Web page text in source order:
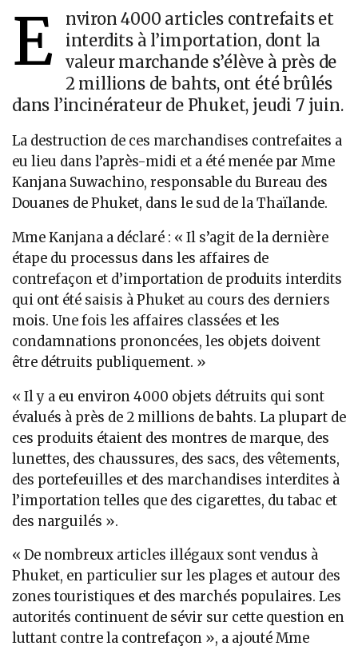
E
nviron 4000 articles contrefaits et
interdits à l’importation, dont la
valeur marchande s’élève à près de
2 millions de bahts, ont été brûlés
dans l’incinérateur de Phuket, jeudi 7 juin.
La destruction de ces marchandises contrefaites a
eu lieu dans l’après-midi et a été menée par Mme
Kanjana Suwachino, responsable du Bureau des
Douanes de Phuket, dans le sud de la Thaïlande.
Mme Kanjana a déclaré : « Il s’agit de la dernière
étape du processus dans les affaires de
contrefaçon et d’importation de produits interdits
qui ont été saisis à Phuket au cours des derniers
mois. Une fois les affaires classées et les
condamnations prononcées, les objets doivent
être détruits publiquement. »
« Il y a eu environ 4000 objets détruits qui sont
évalués à près de 2 millions de bahts. La plupart de
ces produits étaient des montres de marque, des
lunettes, des chaussures, des sacs, des vêtements,
des portefeuilles et des marchandises interdites à
l’importation telles que des cigarettes, du tabac et
des narguilés ».
« De nombreux articles illégaux sont vendus à
Phuket, en particulier sur les plages et autour des
zones touristiques et des marchés populaires. Les
autorités continuent de sévir sur cette question en
luttant contre la contrefaçon », a ajouté Mme